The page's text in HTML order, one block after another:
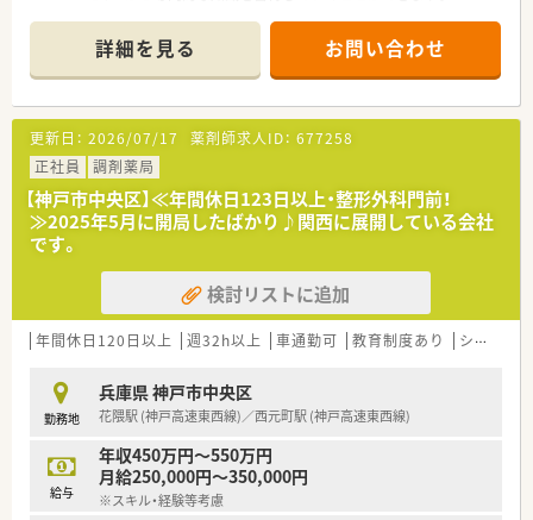
【店舗情報と応需状況について】
■みなとじま駅から徒歩2分の便利な場所にあり、周辺にはコン
ビニや商業施設も揃う働きやすい環境の薬局です。
■内科や小児科の処方箋を1日80枚から100枚ほど応需するほ
か、約150名の居宅在宅患者様をサポートしています。
■薬剤師は男性4名と女性3名の計7名が在籍し、事務員と連携し
ながらゆとりのある手厚い人員体制で運営しております。
【法人特徴について】
■兵庫県内において4店舗の調剤薬局を展開し、開局当初から地
■代表や役員も自ら薬剤師として現場に従事しているため、働く
スタッフの状況や思いに対する深い理解がございます。
■緩和ケア分野において権威ある医師と強力なタッグを組み、き
め細やかな在宅医療を地域へ提供することを推進します。
【職場環境と雰囲気】
■20代から50代まで幅広い年代のスタッフが在籍しており、特
に30代半ばの社員が中心となって活気ある店舗を作っていま
す。
■志が高く快活なスタッフが多く集まっており、コミュニケーシ
ョンが活発で人間関係の悩みが少ないアットホームな雰囲気で
す。
詳細を見る お問い合わせ
更新日： 2026/07/17 薬剤師求人ID： 677258
正社員
調剤薬局
【神戸市中央区】≪年間休日123日以上・整形外科門前！
≫2025年5月に開局したばかり♪関西に展開している会社
です。
検討リストに追加
年間休日120日以上 週32h以上 車通勤可 教育制度あり シフト制
勤務地
兵庫県 神戸市中央区
花隈駅 (神戸高速東西線)／西元町駅 (神戸高速東西線)
給与
年収450万円～550万円
月給250,000円～350,000円
※スキル・経験等考慮